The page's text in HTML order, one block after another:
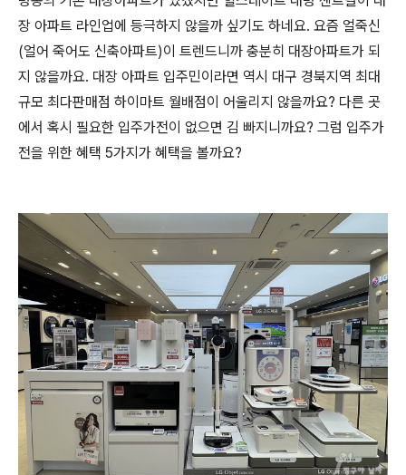
장 아파트 라인업에 등극하지 않을까 싶기도 하네요. 요즘 얼죽신
(얼어 죽어도 신축아파트)이 트렌드니까 충분히 대장아파트가 되
지 않을까요. 대장 아파트 입주민이라면 역시 대구 경북지역 최대
규모 최다판매점 하이마트 월배점이 어울리지 않을까요? 다른 곳
에서 혹시 필요한 입주가전이 없으면 김 빠지니까요? 그럼 입주가
전을 위한 혜택 5가지가 혜택을 볼까요?